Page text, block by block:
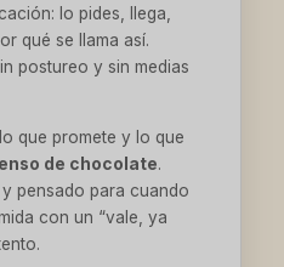
lo pides, llega,
qué se llama así.
postureo y sin medias
que promete y lo que
de chocolate.
pensado para cuando
con un “vale, ya